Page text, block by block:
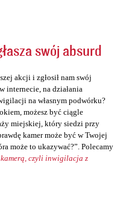
swój absurd
akcji i zgłosił nam swój
internecie, na działania
na własnym podwórku?
możesz być ciągle
miejskiej, który siedzi przy
kamer może być w Twojej
może to ukazywać?”. Polecamy
kamerą, czyli inwigilacja z